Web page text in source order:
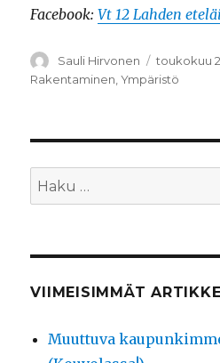
Facebook:Vt 12 Lahden
Kirjoittaja
Sauli Hirvonen Julkaistu
toukokuu
Rakentaminen,Ympäristö
Etsi:
VIIMEISIMMÄT
Muuttuva